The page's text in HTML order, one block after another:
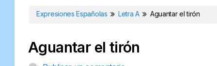
Expresiones Españolas Letra A Aguantar el tirón
Aguantar el tirón